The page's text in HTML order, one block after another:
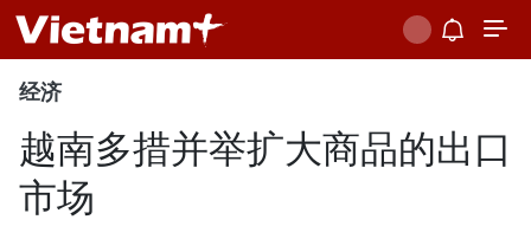
经济
越南多措并举扩大商品的出口
市场